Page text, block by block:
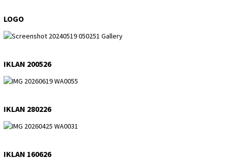
LOGO
IKLAN 200526
IKLAN 280226
IKLAN 160626